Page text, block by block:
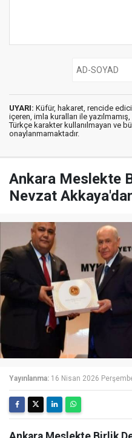
UYARI: Küfür, hakaret, rencide
içeren, imla kuralları ile yazılmamış,
Türkçe karakter kullanılmayan ve
onaylanmamaktadır.
Ankara Meslekte
Nevzat
Yayınlanma: 16 Nisan 2026